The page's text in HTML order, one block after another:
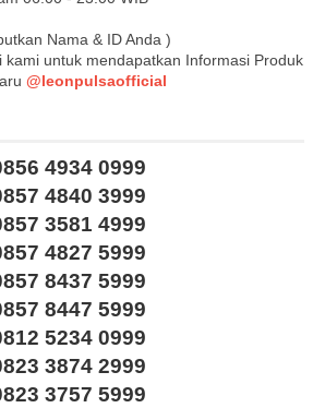
Nama & ID Anda )
kami untuk mendapatkan Informasi Produk
@leonpulsaofficial
4934 0999
4840 3999
3581 4999
4827 5999
8437 5999
8447 5999
5234 0999
3874 2999
3757 5999